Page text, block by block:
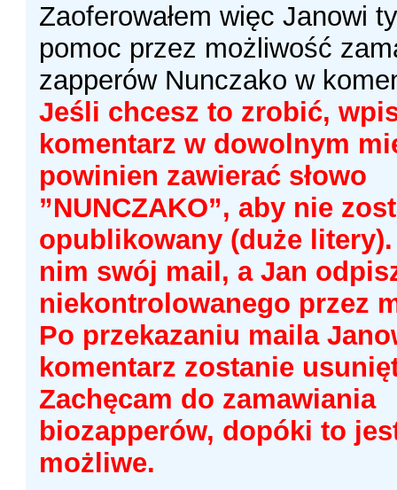
Zaoferowałem więc Janowi
pomoc przez możliwość
zapperów Nunczako w
Jeśli chcesz to zrobić,
komentarz w dowolnym
powinien zawierać słowo
”NUNCZAKO”, aby nie
opublikowany (duże
nim swój mail, a Jan
niekontrolowanego przez
Po przekazaniu maila
komentarz zostanie
Zachęcam do zamawiania
biozapperów, dopóki to
możliwe.